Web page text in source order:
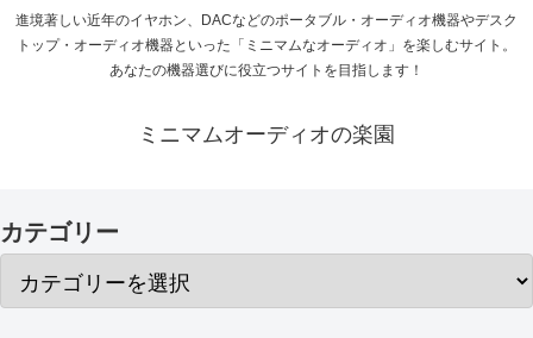
進境著しい近年のイヤホン、DACなどのポータブル・オーディオ機器やデスク
トップ・オーディオ機器といった「ミニマムなオーディオ」を楽しむサイト。
あなたの機器選びに役立つサイトを目指します！
ミニマムオーディオの楽園
カテゴリー